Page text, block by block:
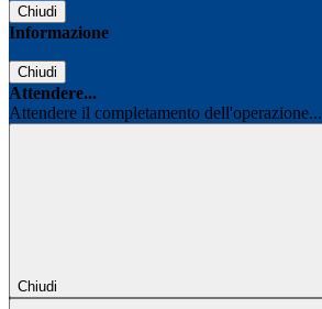
Chiudi
Informazione
Chiudi
Attendere...
Attendere il completamento dell'operazione...
Chiudi